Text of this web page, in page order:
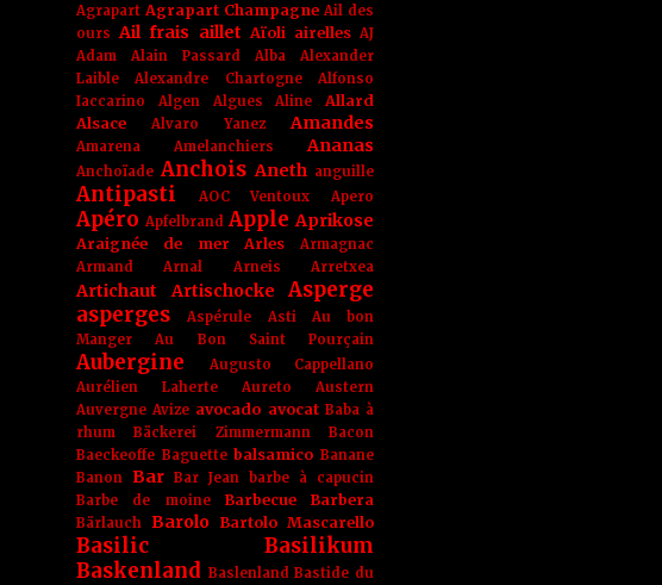
Agrapart Agrapart Champagne Ail des
ours Ail frais aillet Aïoli airelles AJ
Adam
Alain Passard Alba
Alexander
Laible
Alexandre Chartogne
Alfonso
Iaccarino
Algen Algues Aline
Allard
Alsace
Alvaro Yanez Amandes
Amarena Amelanchiers Ananas
Anchoïade Anchois Aneth anguille
Antipasti AOC Ventoux Apero
Apéro Apfelbrand Apple Aprikose
Araignée de mer Arles
Armagnac
Armand Arnal
Arneis Arretxea
Artichaut Artischocke
Asperge
asperges
Aspérule Asti
Au bon
Manger
Au Bon Saint Pourçain
Aubergine
Augusto Cappellano
Aurélien Laherte
Aureto
Austern
Auvergne Avize avocado avocat Baba à
rhum
Bäckerei Zimmermann
Bacon
Baeckeoffe Baguette balsamico Banane
Banon Bar Bar Jean
barbe à capucin
Barbe de moine
Barbecue Barbera
Bärlauch Barolo Bartolo Mascarello
Basilic
Basilikum
Baskenland Baslenland Bastide du